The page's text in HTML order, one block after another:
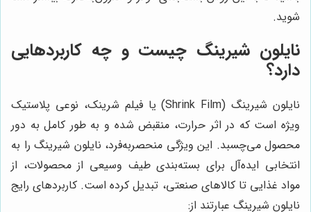
شوید.
نایلون شیرینگ چیست و چه کاربردهایی
دارد؟
نایلون شیرینگ (Shrink Film) یا فیلم شرینک، نوعی پلاستیک
ویژه است که در اثر حرارت، منقبض شده و به طور کامل به دور
محصول می‌چسبد. این ویژگی منحصربه‌فرد، نایلون شیرینگ را به
انتخابی ایده‌آل برای بسته‌بندی طیف وسیعی از محصولات، از
مواد غذایی تا کالاهای صنعتی، تبدیل کرده است. کاربردهای رایج
نایلون شیرینگ عبارتند از: